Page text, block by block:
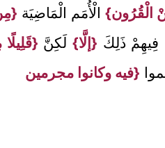
الْقُرُون}الْأُمَم الْمَاضِيَة
فِيهِمْ ذَلِكَ {إلَّا}لَكِنَّ
{فيه وكانوا مجرمين